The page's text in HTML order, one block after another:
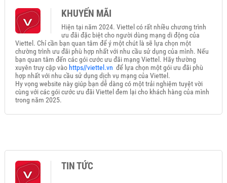
KHUYẾN MÃI
Hiện tại năm 2024. Viettel có rất nhiều chương trình
ưu đãi đặc biệt cho người dùng mạng di động của
Viettel. Chỉ cần bạn quan tâm để ý một chút là sẽ lựa chọn một
chường trình ưu đãi phù hợp nhất với nhu cầu sử dụng của mình. Nếu
bạn quan tâm đến các gói cước ưu đãi mạng Viettel. Hãy thường
xuyên truy cập vào https//viettel.vn để lựa chọn một gói ưu đãi phù
hợp nhất với nhu cầu sử dụng dịch vụ mạng của Viettel.
Hy vọng website này giúp bạn dễ dàng có một trải nghiệm tuyệt vời
cùng với các gói cước ưu đãi Viettel đem lại cho khách hàng của mình
trong năm 2025.
TIN TỨC